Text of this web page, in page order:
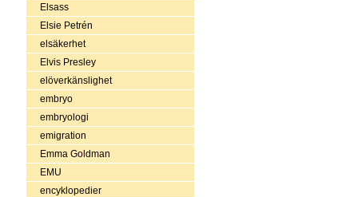
Elsass
Elsie Petrén
elsäkerhet
Elvis Presley
elöverkänslighet
embryo
embryologi
emigration
Emma Goldman
EMU
encyklopedier